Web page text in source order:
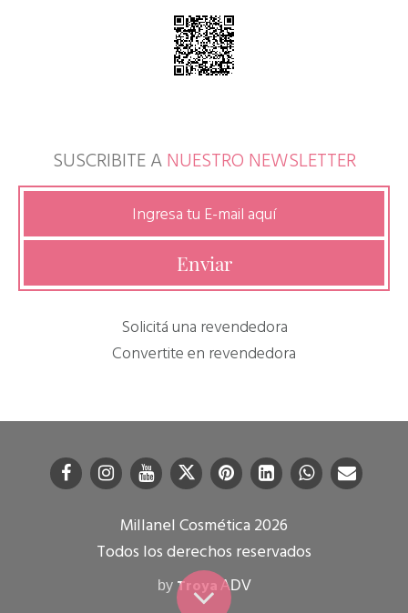
SUSCRIBITE ANUESTRO NEWSLETTER
Solicitá una revendedora
Convertite en revendedora
Millanel Cosmética 2026
Todos los derechos reservados
by Troya ADV